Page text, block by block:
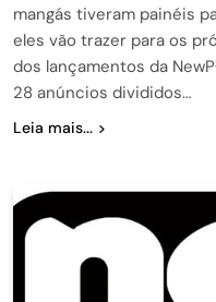
mangás tiveram painéis
eles vão trazer para os
dos lançamentos da
28 anúncios divididos…
Leia mais...